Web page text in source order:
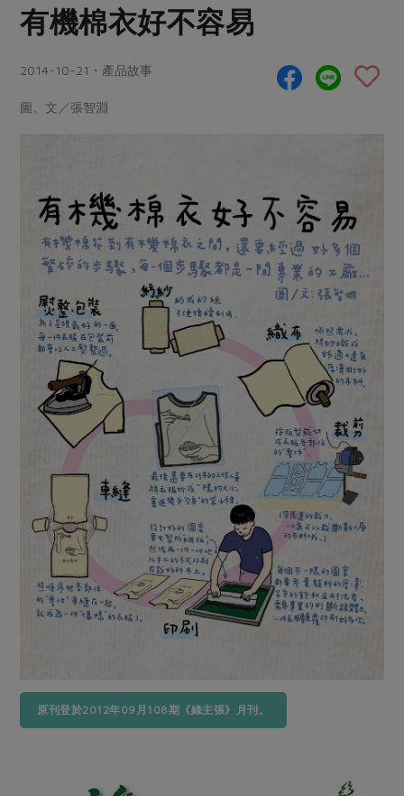
肉品・水產
休閒零嘴 沖泡飲品
保健食品
居家好物
美妝保養 個人清潔
家庭清潔
日用品 圖書禮品
防災用品
最新產品
優惠專區
素食專區
樂齡友善
蛋料理
漬物
涼拌沙拉
主題食譜
異國料理
年菜食譜
養身食補
節慶大餐
高麗菜海鮮煎餅
當季產品
合作25-經典快閃最後一週
合作25-精選產品第四彈
合作25-精選產品第三彈
議題活動
主婦聯盟X樂齡網特約優惠案
30%rPET紅烏龍茶
2024農業發展計畫年度報告
更多議題活動
把最好的台灣味帶回家！
樂齡生活 親子食育
關注議題
廢核運動 能源議題
減添加物 減塑減廢
公益金 食農教育
更多議題
生活者e週報
綠主張月刊
典藏閱覽室
合作社組織
員工與求才
產品檢驗
自主把關
硝酸鹽檢驗
社員權益
合作社法規
社務專區
選舉專區
最新消息
地區活動
社務會議 地區活動
活動報下載
有機棉衣好不容易
2014-10-21・產品故事
圖。文／張智淵
原刊登於2012年09月108期《綠主張》月刊。